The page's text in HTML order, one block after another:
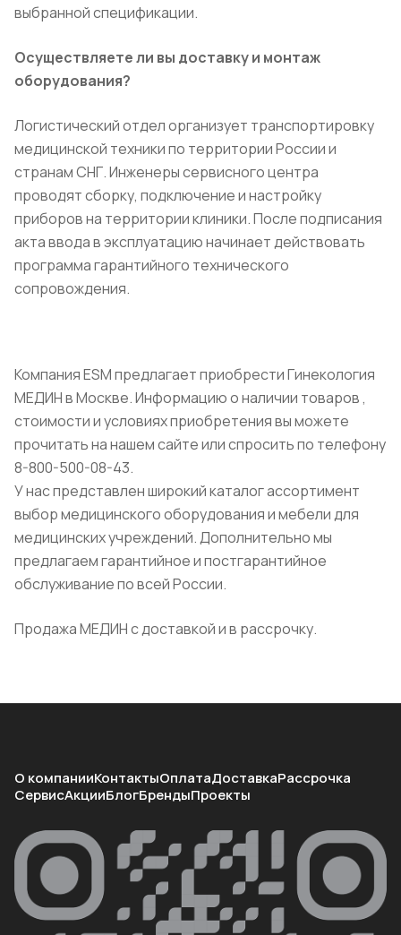
выбранной спецификации.
Осуществляете ли вы доставку и монтаж
оборудования?
Логистический отдел организует транспортировку
медицинской техники по территории России и
странам СНГ. Инженеры сервисного центра
проводят сборку, подключение и настройку
приборов на территории клиники. После подписания
акта ввода в эксплуатацию начинает действовать
программа гарантийного технического
сопровождения.
Компания ESM предлагает приобрести Гинекология
МЕДИН в Москве. Информацию о наличии товаров ,
стоимости и условиях приобретения вы можете
прочитать на нашем сайте или спросить по телефону
8-800-500-08-43.
У нас представлен широкий каталог ассортимент
выбор медицинского оборудования и мебели для
медицинских учреждений. Дополнительно мы
предлагаем гарантийное и постгарантийное
обслуживание по всей России.
Продажа МЕДИН с доставкой и в рассрочку.
О компанииКонтактыОплатаДоставкаРассрочка
СервисАкцииБлогБрендыПроекты